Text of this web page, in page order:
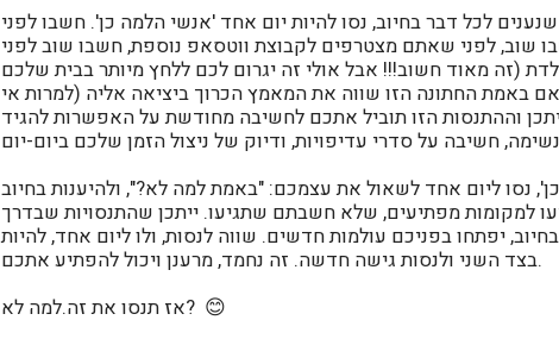
לכל דבר בחיוב, נסו להיות יום אחד 'אנשי הלמה כן'. חשבו לפני
שוב, לפני שאתם מצטרפים לקבוצת ווטסאפ נוספת, חשבו שוב לפני
(זה מאוד חשוב!!! אבל אולי זה יגרום לכם ללחץ מיותר בבית שלכם
באמת החתונה הזו שווה את המאמץ הכרוך ביציאה אליה (למרות אי
וההתנסות הזו תוביל אתכם לחשיבה מחודשת על האפשרות להגיד
נסו ליום אחד לשאול את עצמכם: "באמת למה לא?", ולהיענות בחיוב
למקומות מפתיעים, שלא חשבתם שתגיעו. ייתכן שהתנסויות שבדרך
יפתחו בפניכם עולמות חדשים. שווה לנסות, ולו ליום אחד, להיות
בצד השני ולנסות גישה חדשה. זה נחמד, מרענן ויכול להפתיע אתכם.
אז תנסו את זה.למה לא? 😊